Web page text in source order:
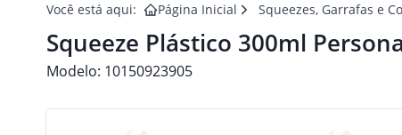
Você está aqui: Página Inicial Squeezes, Garrafas e
Squeeze Plástico 300ml
Modelo: 10150923905